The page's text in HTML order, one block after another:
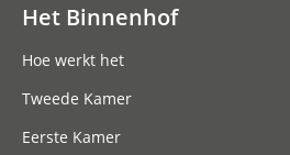
Het Binnenhof
Hoe werkt het
Tweede Kamer
Eerste Kamer